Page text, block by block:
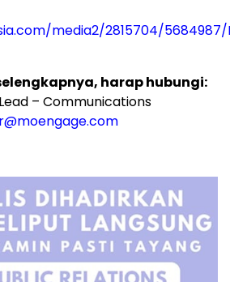
media2/2815704/5684987/
harap hubungi:
– Communications